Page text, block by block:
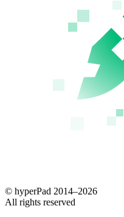
© hyperPad 2014–2026
All rights reserved